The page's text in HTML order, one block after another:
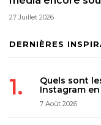
27 Juillet 2026
DERNIÈRES
Quels sont
Instagram en
7 Août 2026